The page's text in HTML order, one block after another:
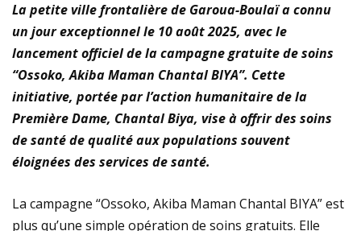
La petite ville frontalière de Garoua-Boulaï a connu
un jour exceptionnel le 10 août 2025, avec le
lancement officiel de la campagne gratuite de soins
“Ossoko, Akiba Maman Chantal BIYA”. Cette
initiative, portée par l’action humanitaire de la
Première Dame, Chantal Biya, vise à offrir des soins
de santé de qualité aux populations souvent
éloignées des services de santé.
La campagne “Ossoko, Akiba Maman Chantal BIYA” est
plus qu’une simple opération de soins gratuits. Elle